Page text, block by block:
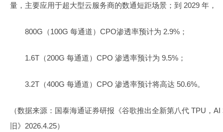
量，主要应用于超大型云服务商的数通短距场景；到 2029 年，
800G（100G 每通道）CPO渗透率预计为 2.9%；
1.6T（200G 每通道）CPO 渗透率预计为 9.5%；
3.2T（400G 每通道）CPO 渗透率预计将高达 50.6%。
（数据来源：国泰海通证券研报《谷歌推出全新第八代 TPU，
旧》2026.4.25）